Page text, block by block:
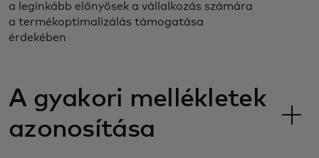
a leginkább előnyösek a vállalkozás számára
a termékoptimalizálás támogatása
érdekében
A gyakori mellékletek
azonosítása